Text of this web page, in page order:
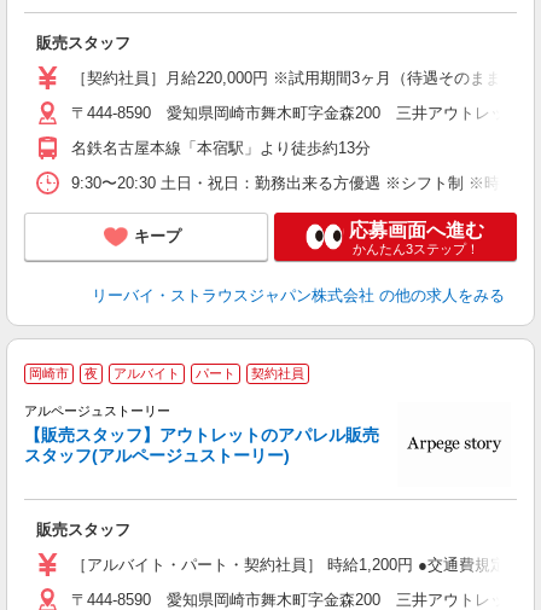
販売スタッフ
［契約社員］月給220,000円 ※試用期間3ヶ月（待遇そのまま）
〒444-8590 愛知県岡崎市舞木町字金森200 三井アウトレットパ
名鉄名古屋本線「本宿駅」より徒歩約13分
9:30〜20:30 土日・祝日：勤務出来る方優遇 ※シフト制 ※時間
キープ 応募画面へ進む
かんたん3ステップ！
リーバイ・ストラウスジャパン株式会社 の他の求人をみる
岡崎市 夜 アルバイト パート 契約社員
アルページュストーリー
【販売スタッフ】アウトレットのアパレル販売
スタッフ(アルページュストーリー)
販売スタッフ
［アルバイト・パート・契約社員］ 時給1,200円 ●交通費規定支
〒444-8590 愛知県岡崎市舞木町字金森200 三井アウトレットパ